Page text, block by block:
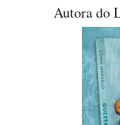
Autora do